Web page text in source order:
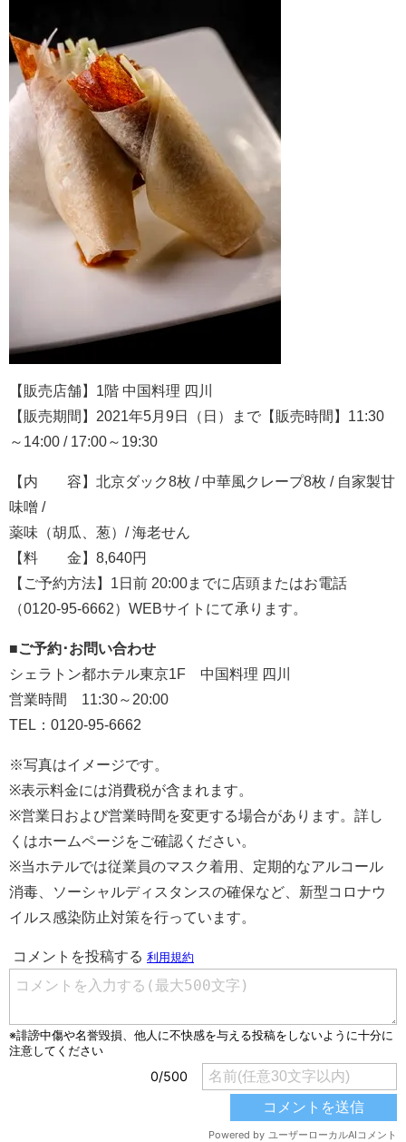
【販売店舗】1階 中国料理 四川
【販売期間】2021年5月9日（日）まで【販売時間】11:30
～14:00 / 17:00～19:30
【内 容】北京ダック8枚 / 中華風クレープ8枚 / 自家製甘
味噌 /
薬味（胡瓜、葱）/ 海老せん
【料 金】8,640円
【ご予約方法】1日前 20:00までに店頭またはお電話
（0120-95-6662）WEBサイトにて承ります。
■ご予約･お問い合わせ
シェラトン都ホテル東京1F 中国料理 四川
営業時間 11:30～20:00
TEL：0120-95-6662
※写真はイメージです。
※表示料金には消費税が含まれます。
※営業日および営業時間を変更する場合があります。詳し
くはホームページをご確認ください。
※当ホテルでは従業員のマスク着用、定期的なアルコール
消毒、ソーシャルディスタンスの確保など、新型コロナウ
イルス感染防止対策を行っています。